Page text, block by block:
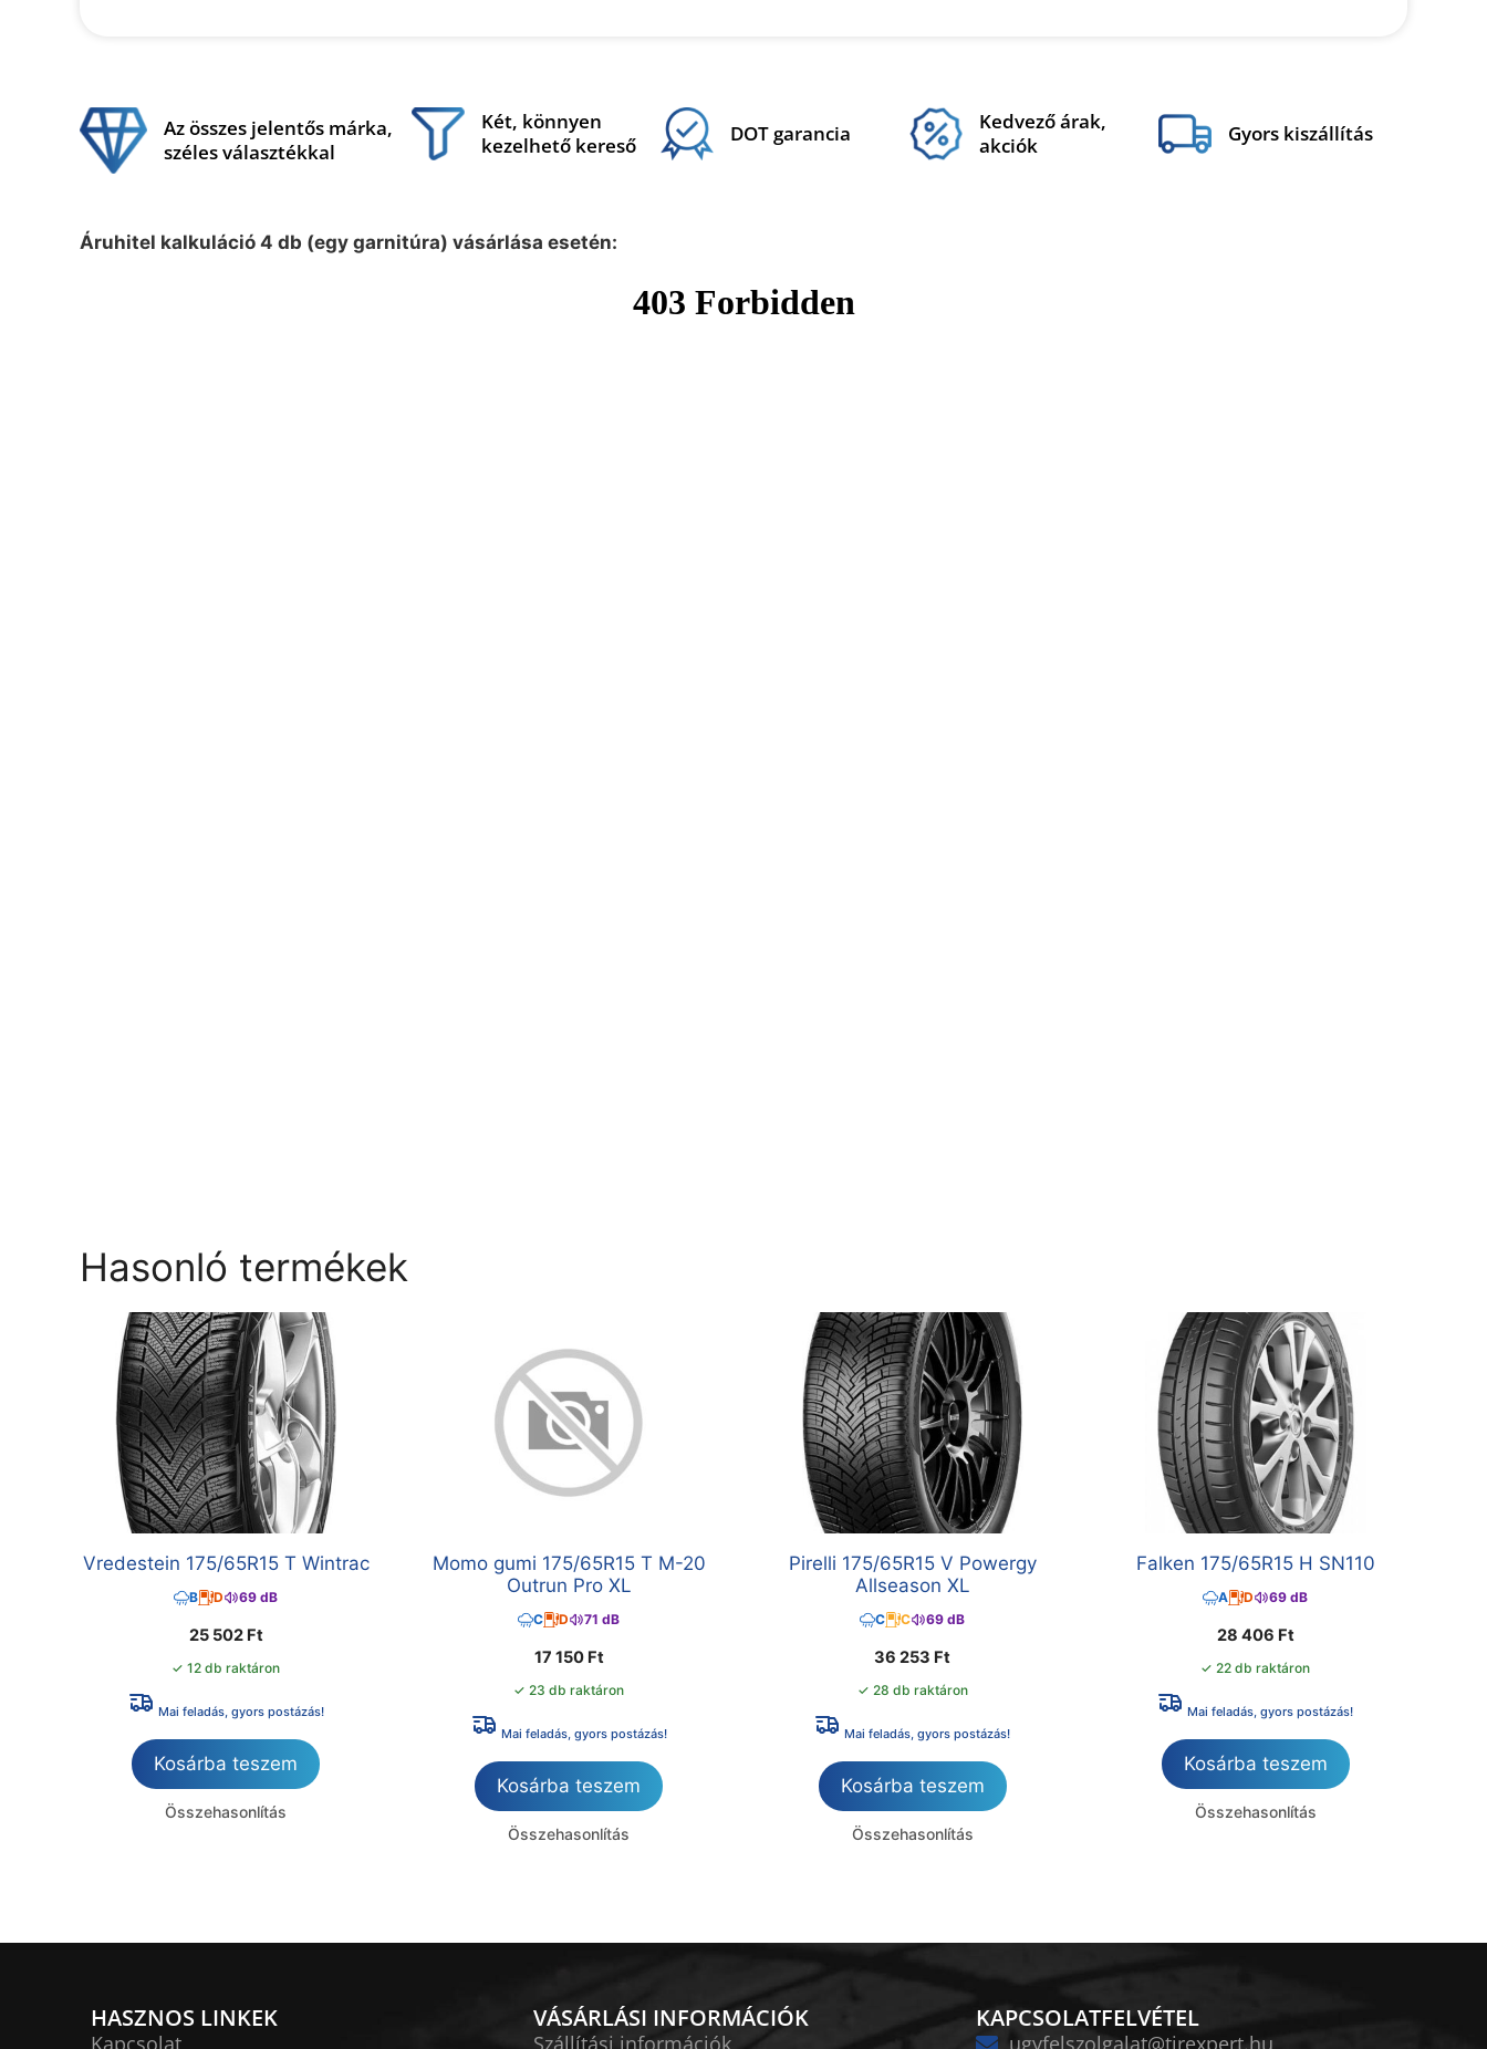
Az összes jelentős márka,
széles választékkal
Két, könnyen
kezelhető kereső
DOT garancia
Kedvező árak,
akciók
Gyors kiszállítás
Áruhitel kalkuláció 4 db (egy garnitúra) vásárlása esetén:
Hasonló termékek
Vredestein 175/65R15 T Wintrac
B D 69 dB
25 502 Ft
✓ 12 db raktáron
Mai feladás, gyors postázás!
Kosárba teszem
Összehasonlítás
Momo gumi 175/65R15 T M-20
Outrun Pro XL
C D 71 dB
17 150 Ft
✓ 23 db raktáron
Mai feladás, gyors postázás!
Kosárba teszem
Összehasonlítás
Pirelli 175/65R15 V Powergy
Allseason XL
C C 69 dB
36 253 Ft
✓ 28 db raktáron
Mai feladás, gyors postázás!
Kosárba teszem
Összehasonlítás
Falken 175/65R15 H SN110
A D 69 dB
28 406 Ft
✓ 22 db raktáron
Mai feladás, gyors postázás!
Kosárba teszem
Összehasonlítás
HASZNOS LINKEK
Kapcsolat
VÁSÁRLÁSI INFORMÁCIÓK
Szállítási információk
KAPCSOLATFELVÉTEL
ugyfelszolgalat@tirexpert.hu